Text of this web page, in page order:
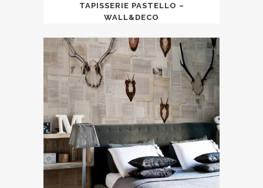
TAPISSERIE PASTELLO –
WALL&DECO